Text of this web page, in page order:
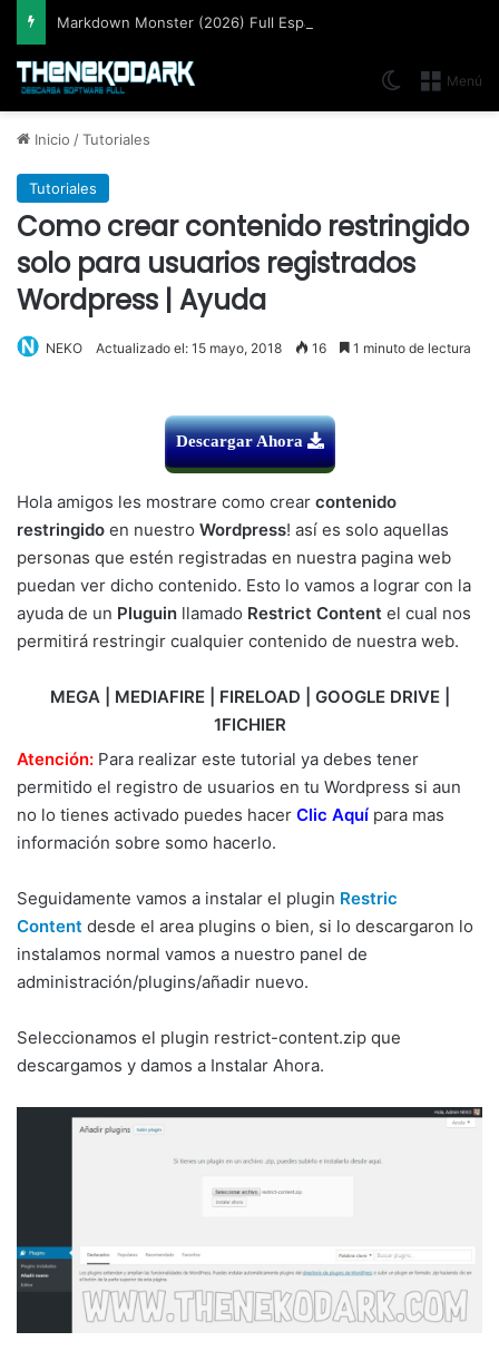
Markdown Monster (2026) Full Español [Mega]
Menú
Switch skin
Inicio /Tutoriales
Tutoriales
Como crear contenido restringido
solo para usuarios registrados
Wordpress | Ayuda
NEKO Actualizado el: 15 mayo, 2018 16 1 minuto de lectura
Descargar Ahora
Hola amigos les mostrare como crear contenido
restringido en nuestro Wordpress! así es solo aquellas
personas que estén registradas en nuestra pagina web
puedan ver dicho contenido. Esto lo vamos a lograr con la
ayuda de un Pluguin llamado Restrict Content el cual nos
permitirá restringir cualquier contenido de nuestra web.
MEGA | MEDIAFIRE | FIRELOAD | GOOGLE DRIVE |
1FICHIER
Atención: Para realizar este tutorial ya debes tener
permitido el registro de usuarios en tu Wordpress si aun
no lo tienes activado puedes hacer Clic Aquí para mas
información sobre somo hacerlo.
Seguidamente vamos a instalar el plugin Restric
Content desde el area plugins o bien, si lo descargaron lo
instalamos normal vamos a nuestro panel de
administración/plugins/añadir nuevo.
Seleccionamos el plugin restrict-content.zip que
descargamos y damos a Instalar Ahora.